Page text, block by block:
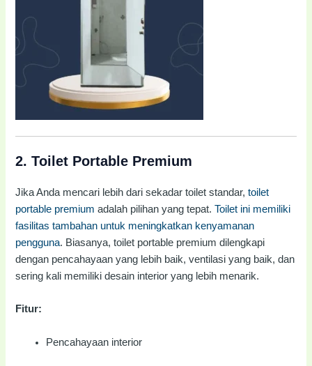
2.Toilet Portable Premium
Jika Anda mencari lebih dari sekadar toilet standar,toilet
portable premium adalah pilihan yang tepat.Toilet ini memiliki
fasilitas tambahan untuk meningkatkan kenyamanan
pengguna. Biasanya, toilet portable premium dilengkapi
dengan pencahayaan yang lebih baik, ventilasi yang baik, dan
sering kali memiliki desain interior yang lebih menarik.
Fitur:
Pencahayaan interior